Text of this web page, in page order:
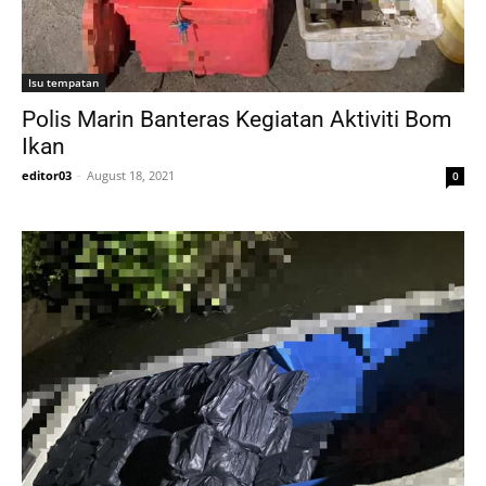
Isu tempatan
Polis Marin Banteras Kegiatan Aktiviti Bom
Ikan
editor03 - August 18, 2021 0